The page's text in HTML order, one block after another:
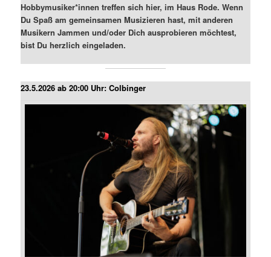
Hobbymusiker*innen treffen sich hier, im Haus Rode. Wenn
Du Spaß am gemeinsamen Musizieren hast, mit anderen
Musikern Jammen und/oder Dich ausprobieren möchtest,
bist Du herzlich eingeladen.
23.5.2026 ab 20:00 Uhr: Colbinger